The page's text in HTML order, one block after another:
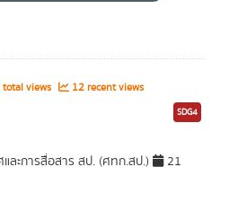
views 12 recent views
SDG4
และการสื่อสาร สป. (ศทก.สป.)
21